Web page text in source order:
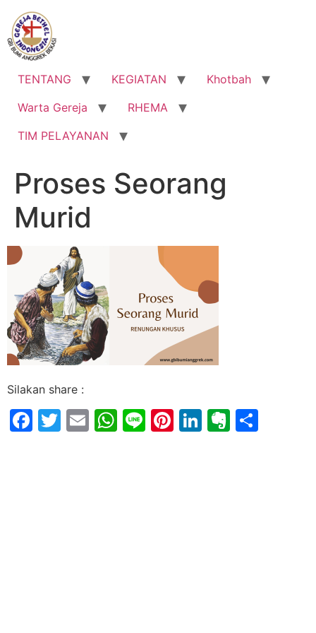
Lewati
konten
TENTANG KEGIATAN
Khotbah
Warta Gereja
RHEMA
TIM PELAYANAN
Proses Seorang
Murid
Silakan share :
Facebook
Twitter
EmailWhatsApp
LinePinterest
LinkedIn